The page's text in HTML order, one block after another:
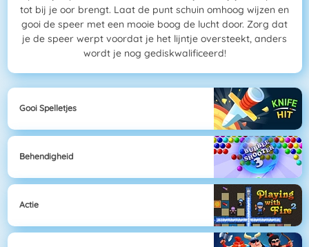
tot bij je oor brengt. Laat de punt schuin omhoog wijzen en
gooi de speer met een mooie boog de lucht door. Zorg dat
je de speer werpt voordat je het lijntje oversteekt, anders
wordt je nog gediskwalificeerd!
Gooi Spelletjes
Behendigheid
Actie